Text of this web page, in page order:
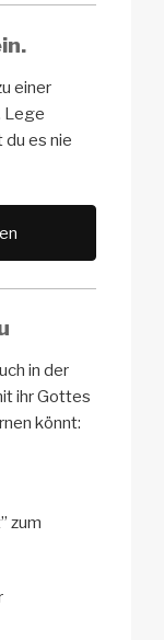
einer
Lege
du es nie
in der
ihr Gottes
könnt:
zum